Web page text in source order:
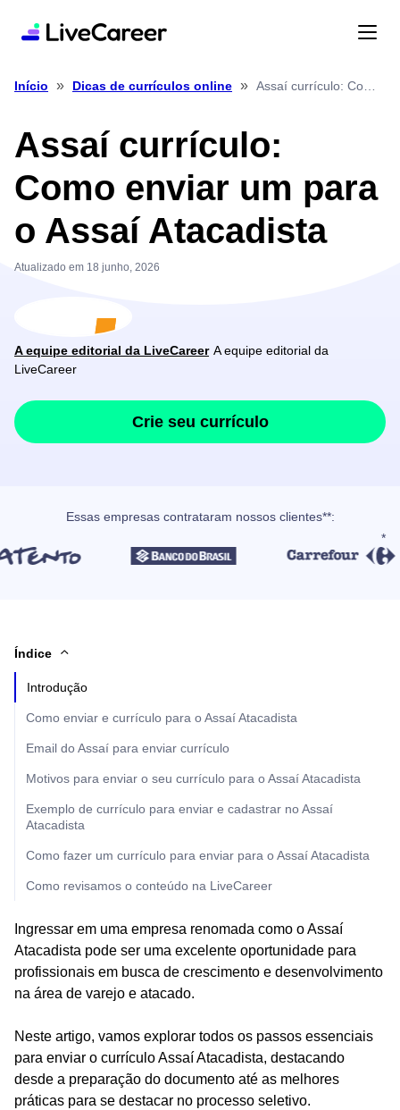
Início » Dicas de currículos online »
Assaí currículo:
Como enviar um para
o Assaí Atacadista
Atualizado em 18 junho, 2026
A equipe editorial da LiveCareer A equipe editorial da
LiveCareer
Crie seu currículo
Essas empresas contrataram nossos clientes**:
Índice
Introdução
Como enviar e currículo para o Assaí Atacadista
Email do Assaí para enviar currículo
Motivos para enviar o seu currículo para o Assaí Atacadista
Exemplo de currículo para enviar e cadastrar no Assaí
Atacadista
Como fazer um currículo para enviar para o Assaí Atacadista
Como revisamos o conteúdo na LiveCareer
Ingressar em uma empresa renomada como o Assaí
Atacadista pode ser uma excelente oportunidade para
profissionais em busca de crescimento e desenvolvimento
na área de varejo e atacado.
Neste artigo, vamos explorar todos os passos essenciais
para enviar o currículo Assaí Atacadista, destacando
desde a preparação do documento até as melhores
práticas para se destacar no processo seletivo.